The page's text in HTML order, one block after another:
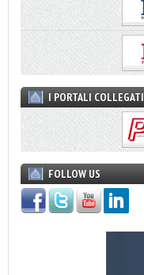
I PORTALI COLLEGATI
FOLLOW US